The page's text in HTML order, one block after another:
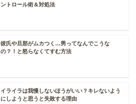
ントロール術＆対処法
彼氏や旦那がムカつく…男ってなんでこうな
の？！と怒らなくてすむ方法
イライラは我慢しないほうがいい？キレないよう
にしようと思うと失敗する理由